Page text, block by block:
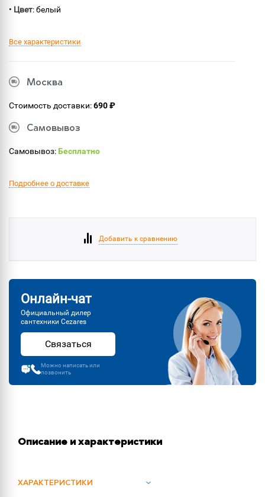
• Цвет: белый
Все характеристики
Москва
Стоимость доставки:690 ₽
Самовывоз
Самовывоз:Бесплатно
Подробнее о доставке
Добавить к сравнению
Онлайн-чат
Официальный дилер
сантехники Cezares
Связаться
Можно написать или
позвонить
Описание и характеристики
ХАРАКТЕРИСТИКИ